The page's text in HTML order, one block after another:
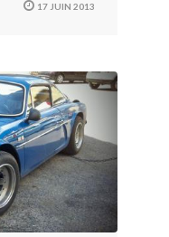
17 JUIN 2013